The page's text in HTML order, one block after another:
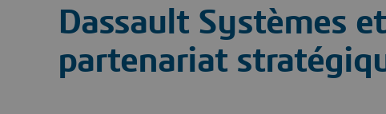
Dassault Systèmes
partenariat